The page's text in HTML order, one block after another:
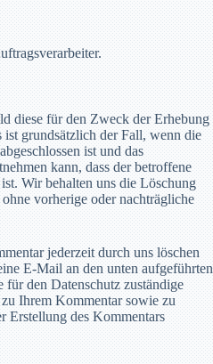
diese für den Zweck der Erhebung
grundsätzlich der Fall, wenn die
ist und das
kann, dass der betroffene
Wir behalten uns die Löschung
vorherige oder nachträgliche
jederzeit durch uns löschen
E-Mail an den unten aufgeführten
für den Datenschutz zuständige
Ihrem Kommentar sowie zu
Erstellung des Kommentars